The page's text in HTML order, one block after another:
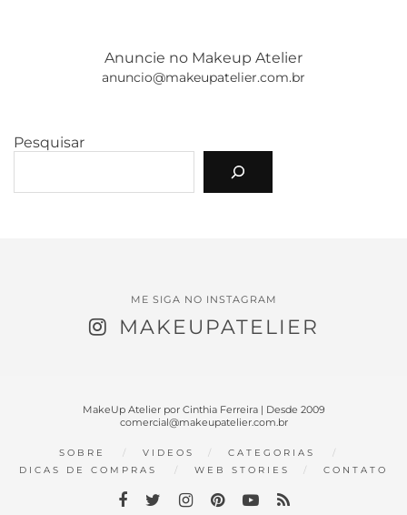
Anuncie no Makeup Atelier
anuncio@makeupatelier.com.br
Pesquisar
ME SIGA NO INSTAGRAM
MAKEUPATELIER
MakeUp Atelier por Cinthia Ferreira | Desde 2009
comercial@makeupatelier.com.br
SOBRE VIDEOS
CATEGORIAS
DICAS DE COMPRAS
WEB STORIES CONTATO